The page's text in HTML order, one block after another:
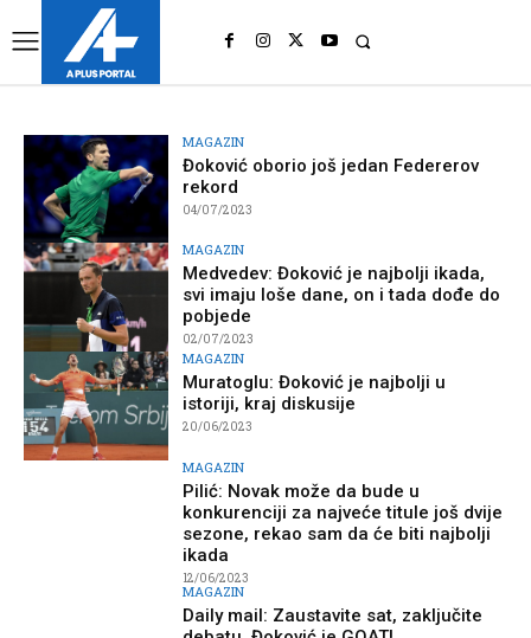
MAGAZIN
Đoković oborio još jedan Federerov
rekord
04/07/2023
MAGAZIN
Medvedev: Đoković je najbolji ikada,
svi imaju loše dane, on i tada dođe do
pobjede
02/07/2023
MAGAZIN
Muratoglu: Đoković je najbolji u
istoriji, kraj diskusije
20/06/2023
MAGAZIN
Pilić: Novak može da bude u
konkurenciji za najveće titule još dvije
sezone, rekao sam da će biti najbolji
ikada
12/06/2023
MAGAZIN
Daily mail: Zaustavite sat, zaključite